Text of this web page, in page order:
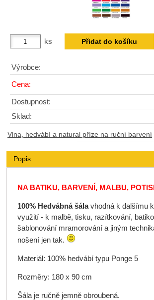
ks
Výrobce:
Cena:
Dostupnost:
Sklad:
Vlna, hedvábí a natural příze na ruční barvení
Popis
NA BATIKU, BARVENÍ, MALBU,
100% Hedvábná šálavhodná k dalšímu
využití - k malbě, tisku, razítkování,
šablonování mramorování a jiným
nošení jen tak.
Materiál: 100% hedvábí typu Ponge 5
Rozměry: 180 x 90 cm
Šála je ručně jemně obroubená.